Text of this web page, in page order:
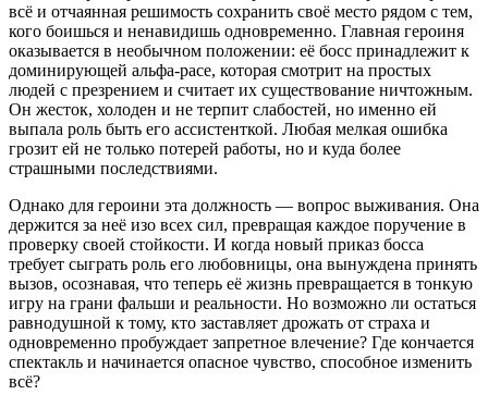
всё и отчаянная решимость сохранить своё место рядом с тем,
кого боишься и ненавидишь одновременно. Главная героиня
оказывается в необычном положении: её босс принадлежит к
доминирующей альфа-расе, которая смотрит на простых
людей с презрением и считает их существование ничтожным.
Он жесток, холоден и не терпит слабостей, но именно ей
выпала роль быть его ассистенткой. Любая мелкая ошибка
грозит ей не только потерей работы, но и куда более
страшными последствиями.
Однако для героини эта должность — вопрос выживания. Она
держится за неё изо всех сил, превращая каждое поручение в
проверку своей стойкости. И когда новый приказ босса
требует сыграть роль его любовницы, она вынуждена принять
вызов, осознавая, что теперь её жизнь превращается в тонкую
игру на грани фальши и реальности. Но возможно ли остаться
равнодушной к тому, кто заставляет дрожать от страха и
одновременно пробуждает запретное влечение? Где кончается
спектакль и начинается опасное чувство, способное изменить
всё?